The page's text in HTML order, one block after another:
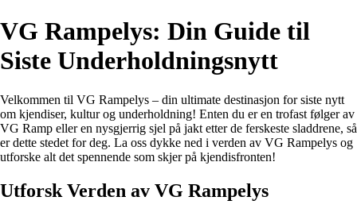
VG Rampelys: Din Guide til
Siste Underholdningsnytt
Velkommen til VG Rampelys – din ultimate destinasjon for siste nytt
om kjendiser, kultur og underholdning! Enten du er en trofast følger av
VG Ramp eller en nysgjerrig sjel på jakt etter de ferskeste sladdrene, så
er dette stedet for deg. La oss dykke ned i verden av VG Rampelys og
utforske alt det spennende som skjer på kjendisfronten!
Utforsk Verden av VG Rampelys